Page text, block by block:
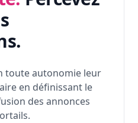
toute autonomie leur
en définissant le
des annonces